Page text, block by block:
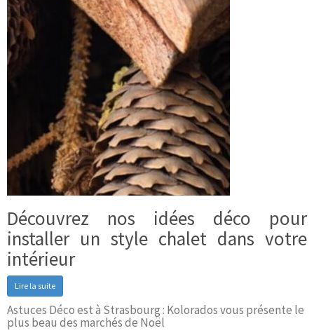
Découvrez nos idées déco pour
installer un style chalet dans votre
intérieur
Lire la suite
Astuces Déco est à Strasbourg : Kolorados vous présente le
plus beau des marchés de Noël